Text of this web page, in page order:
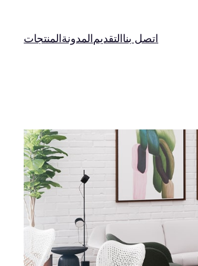
اتصل بناالتقديمالمدونةالمنتجات